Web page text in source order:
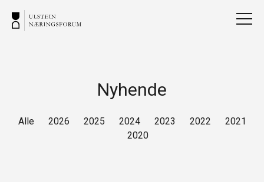
Nyhende
Alle 2026 2025 2024 2023 2022
2021
2020